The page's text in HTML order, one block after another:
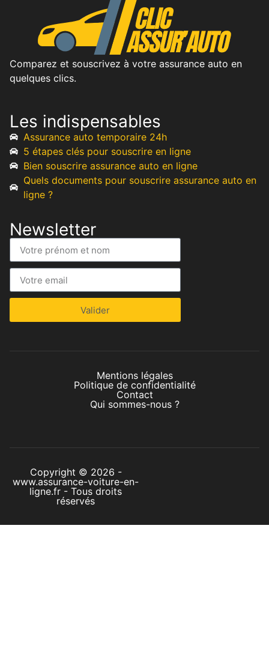
Comparez et souscrivez à votre assurance auto en
quelques clics.
Les indispensables
Assurance auto temporaire 24h
5 étapes clés pour souscrire en ligne
Bien souscrire assurance auto en ligne
Quels documents pour souscrire assurance auto en
ligne ?
Newsletter
Valider
Mentions légales
Politique de confidentialité
Contact
Qui sommes-nous ?
Copyright © 2026 -
www.assurance-voiture-en-
ligne.fr - Tous droits
réservés